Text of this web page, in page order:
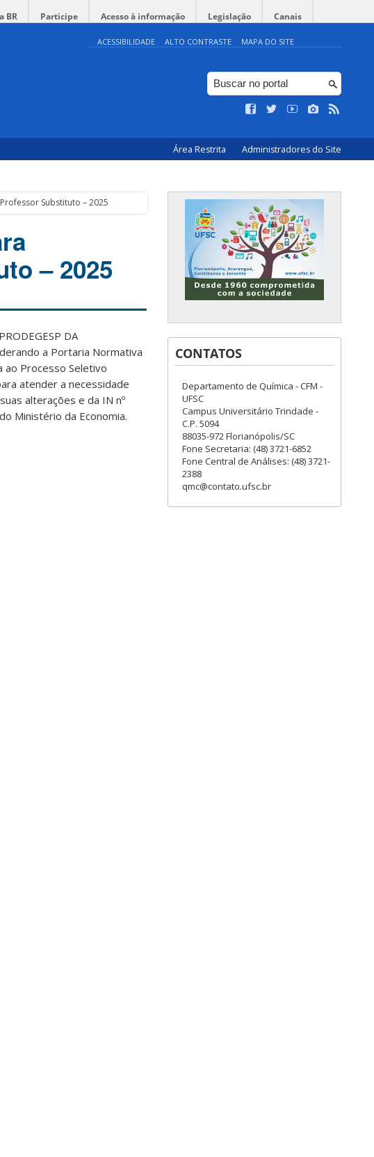
BR Participe Acesso à informação Legislação Canais
ACESSIBILIDADE ALTO CONTRASTE MAPA DO SITE
Área Restrita Administradores do Site
Substituto – 2025
– 2025
DA
a Portaria Normativa
Processo Seletivo
atender a necessidade
alterações e da IN nº
Ministério da Economia.
CONTATOS
Departamento de Química - CFM -
UFSC
Campus Universitário Trindade -
C.P. 5094
88035-972 Florianópolis/SC
Fone Secretaria: (48) 3721-6852
Fone Central de Análises: (48) 3721-
2388
qmc@contato.ufsc.br